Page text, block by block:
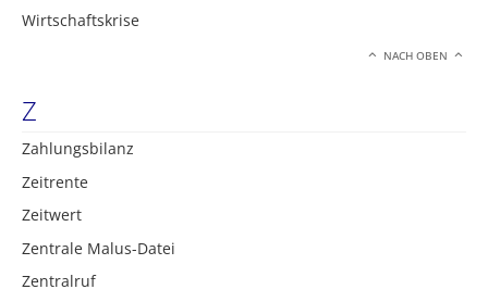
Wirtschaftskrise
NACH OBEN
Z
Zahlungsbilanz
Zeitrente
Zeitwert
Zentrale Malus-Datei
Zentralruf